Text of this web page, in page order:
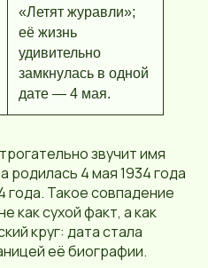
«Летят журавли»;
её жизнь
удивительно
замкнулась в одной
дате — 4 мая.
звучит имя
родилась 4 мая 1934 года
года. Такое совпадение
как сухой факт, а как
круг: дата стала
её биографии.